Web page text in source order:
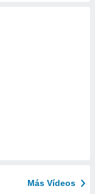
Más Vídeos